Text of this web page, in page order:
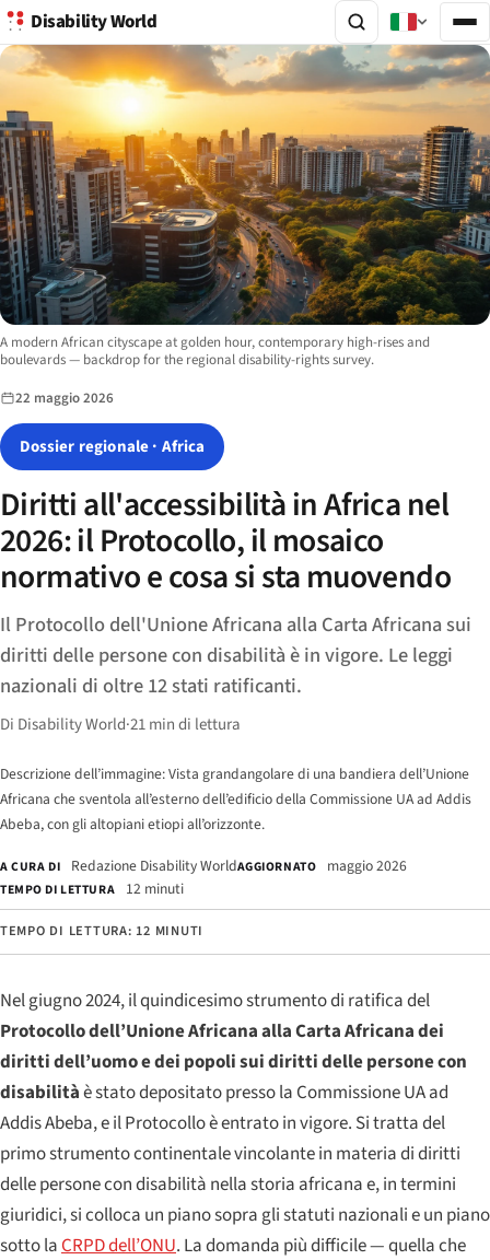
Disability World
Image description:
A modern African cityscape at golden hour, contemporary high-rises and
boulevards — backdrop for the regional disability-rights survey.
22 maggio 2026
Dossier regionale · Africa
Diritti all'accessibilità in Africa nel
2026: il Protocollo, il mosaico
normativo e cosa si sta muovendo
Il Protocollo dell'Unione Africana alla Carta Africana sui
diritti delle persone con disabilità è in vigore. Le leggi
nazionali di oltre 12 stati ratificanti.
Di Disability World·21 min di lettura
Descrizione dell’immagine: Vista grandangolare di una bandiera dell’Unione
Africana che sventola all’esterno dell’edificio della Commissione UA ad Addis
Abeba, con gli altopiani etiopi all’orizzonte.
A CURA DI Redazione Disability WorldAGGIORNATO maggio 2026
TEMPO DI LETTURA 12 minuti
TEMPO DI LETTURA: 12 MINUTI
Nel giugno 2024, il quindicesimo strumento di ratifica del
Protocollo dell’Unione Africana alla Carta Africana dei
diritti dell’uomo e dei popoli sui diritti delle persone con
disabilitàè stato depositato presso la Commissione UA ad
Addis Abeba, e il Protocollo è entrato in vigore. Si tratta del
primo strumento continentale vincolante in materia di diritti
delle persone con disabilità nella storia africana e, in termini
giuridici, si colloca un piano sopra gli statuti nazionali e un piano
sotto laCRPD dell’ONU. La domanda più difficile — quella che